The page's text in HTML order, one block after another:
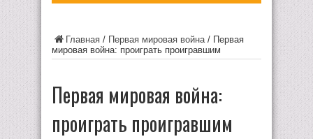
Главная / Первая мировая война/ Первая
мировая война: проиграть проигравшим
Первая мировая война:
проиграть проигравшим